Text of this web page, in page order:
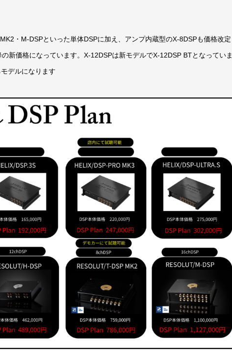
・M-DSPといった単体DSPに加え、アンプ内蔵型のX-8DSPも価格改定
新価格になっています。X-12DSPは新モデルでX-12DSP BTとなっていま
デルになります